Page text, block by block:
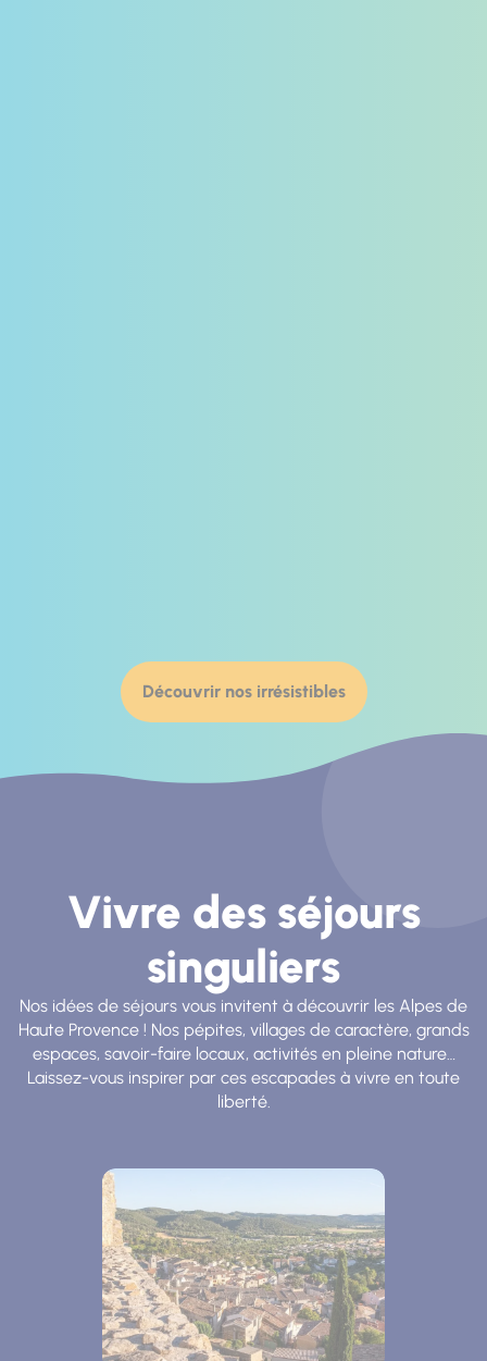
Découvrir nos irrésistibles
Vivre des séjours
singuliers
Nos idées de séjours vous invitent à découvrir les Alpes de
Haute Provence ! Nos pépites, villages de caractère, grands
espaces, savoir-faire locaux, activités en pleine nature…
Laissez-vous inspirer par ces escapades à vivre en toute
liberté.